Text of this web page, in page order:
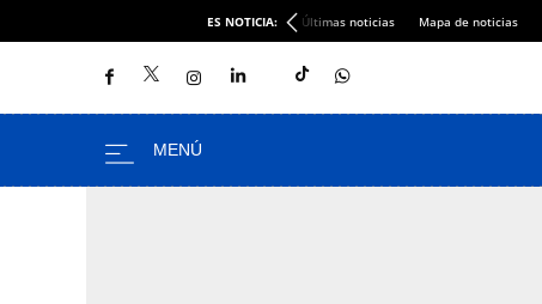
ES NOTICIA: Últimas noticias Mapa de noticias